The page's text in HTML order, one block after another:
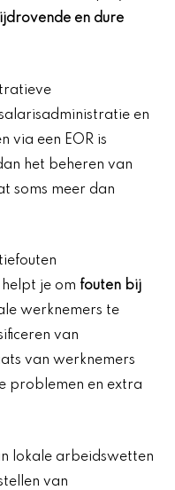
en dure
en
via een EOR is
het beheren van
soms meer dan
helpt je om fouten bij
werknemers te
van
van werknemers
problemen en extra
lokale arbeidswetten
van